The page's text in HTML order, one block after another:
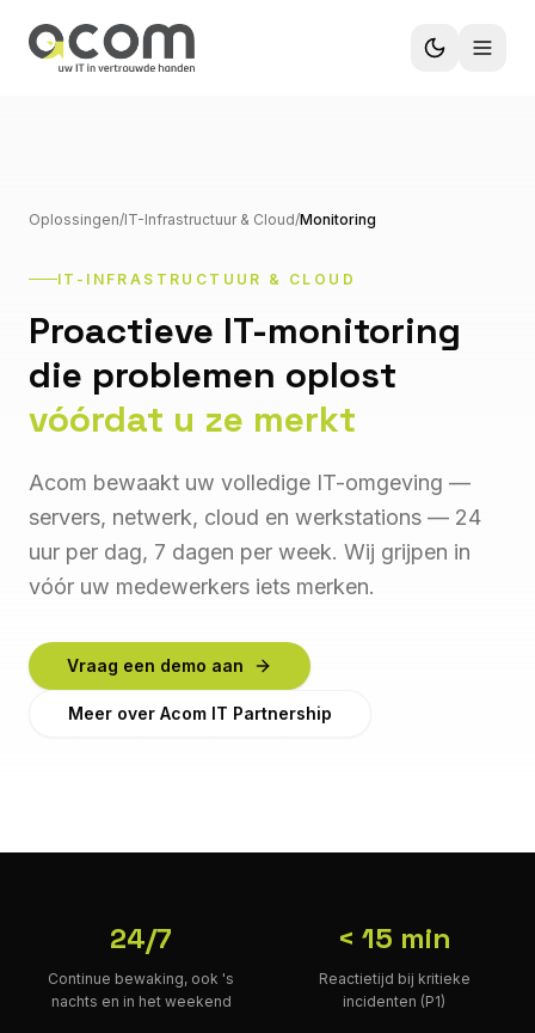
Oplossingen/IT-Infrastructuur & Cloud/Monitoring
IT-INFRASTRUCTUUR & CLOUD
Proactieve IT-monitoring
die problemen oplost
vóórdat u ze merkt
Acom bewaakt uw volledige IT-omgeving —
servers, netwerk, cloud en werkstations — 24
uur per dag, 7 dagen per week. Wij grijpen in
vóór uw medewerkers iets merken.
Vraag een demo aan
Meer over Acom IT Partnership
24/7
Continue bewaking, ook 's
nachts en in het weekend
< 15 min
Reactietijd bij kritieke
incidenten (P1)